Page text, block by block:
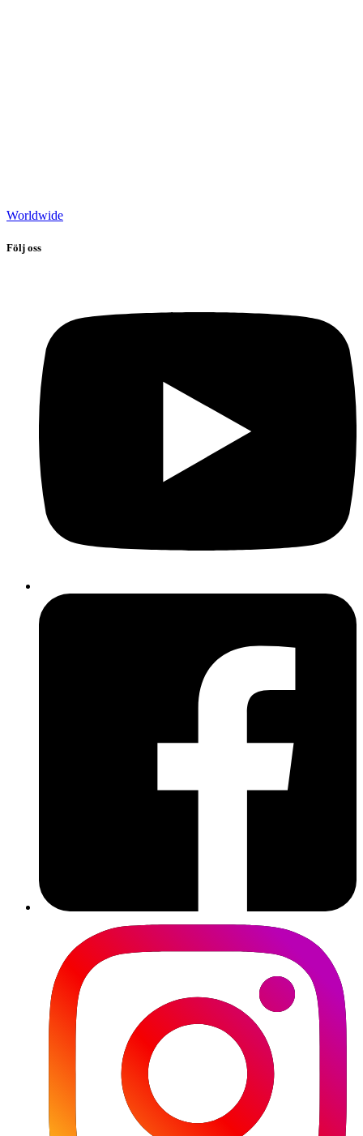
Worldwide
Följ oss